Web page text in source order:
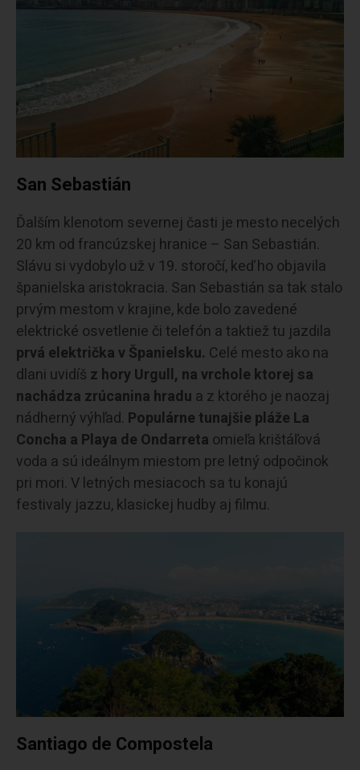
San Sebastián
Ďalším klenotom severnej časti je mesto necelých
20 km od francúzskej hranice – San Sebastián.
Slávu si vydobylo už v 19. storočí, keď ho objavila
španielska aristokracia. San Sebastián sa tak stalo
prvým mestom v krajine, kde bolo zavedené
elektrické osvetlenie či telefón a taktiež tu jazdila
prvá električka v Španielsku. Celé mesto ako na
dlani uvidíš z hory Urgull, na vrchole ktorej sa
nachádza zrúcanina hradu a z ktorého je naozaj
nádherný výhľad. Populárne tunajšie pláže La
Concha a Playa de Ondarreta omieľa krištáľová
voda a sú ideálnym miestom pre letný odpočinok
pri mori. V letných mesiacoch sa tu konajú
festivaly jazzu, klasickej hudby aj filmu.
Santiago de Compostela